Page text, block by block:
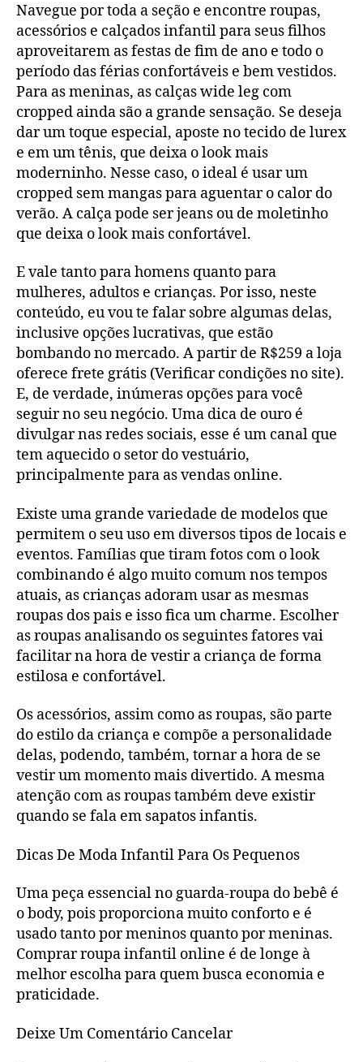
Navegue por toda a seção e encontre roupas,
acessórios e calçados infantil para seus filhos
aproveitarem as festas de fim de ano e todo o
período das férias confortáveis e bem vestidos.
Para as meninas, as calças wide leg com
cropped ainda são a grande sensação. Se deseja
dar um toque especial, aposte no tecido de lurex
e em um tênis, que deixa o look mais
moderninho. Nesse caso, o ideal é usar um
cropped sem mangas para aguentar o calor do
verão. A calça pode ser jeans ou de moletinho
que deixa o look mais confortável.
E vale tanto para homens quanto para
mulheres, adultos e crianças. Por isso, neste
conteúdo, eu vou te falar sobre algumas delas,
inclusive opções lucrativas, que estão
bombando no mercado. A partir de R$259 a loja
oferece frete grátis (Verificar condições no site).
E, de verdade, inúmeras opções para você
seguir no seu negócio. Uma dica de ouro é
divulgar nas redes sociais, esse é um canal que
tem aquecido o setor do vestuário,
principalmente para as vendas online.
Existe uma grande variedade de modelos que
permitem o seu uso em diversos tipos de locais e
eventos. Famílias que tiram fotos com o look
combinando é algo muito comum nos tempos
atuais, as crianças adoram usar as mesmas
roupas dos pais e isso fica um charme. Escolher
as roupas analisando os seguintes fatores vai
facilitar na hora de vestir a criança de forma
estilosa e confortável.
Os acessórios, assim como as roupas, são parte
do estilo da criança e compõe a personalidade
delas, podendo, também, tornar a hora de se
vestir um momento mais divertido. A mesma
atenção com as roupas também deve existir
quando se fala em sapatos infantis.
Dicas De Moda Infantil Para Os Pequenos
Uma peça essencial no guarda-roupa do bebê é
o body, pois proporciona muito conforto e é
usado tanto por meninos quanto por meninas.
Comprar roupa infantil online é de longe à
melhor escolha para quem busca economia e
praticidade.
Deixe Um Comentário Cancelar